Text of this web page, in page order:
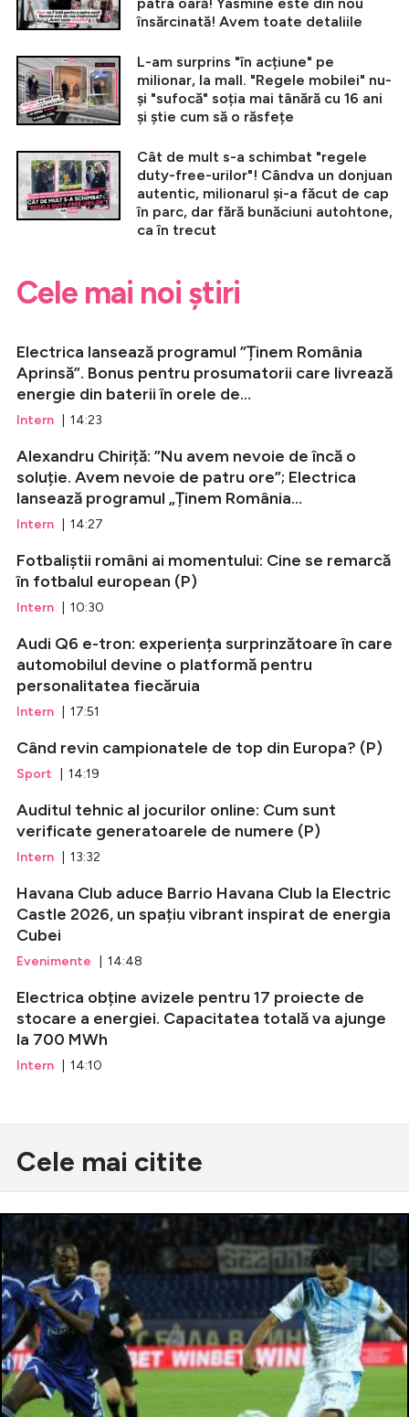
însărcinată! Avem toate detaliile
L-am surprins "în acțiune" pe
milionar, la mall. "Regele mobilei" nu-
și "sufocă" soția mai tânără cu 16 ani
și știe cum să o răsfețe
Cât de mult s-a schimbat "regele
duty-free-urilor"! Cândva un donjuan
autentic, milionarul și-a făcut de cap
în parc, dar fără bunăciuni autohtone,
ca în trecut
Cele mai noi știri
Electrica lansează programul ”Ținem România
Aprinsă”. Bonus pentru prosumatorii care livrează
energie din baterii în orele de...
Intern | 14:23
Alexandru Chiriță: ”Nu avem nevoie de încă o
soluție. Avem nevoie de patru ore”; Electrica
lansează programul „Ținem România...
Intern | 14:27
Fotbaliștii români ai momentului: Cine se remarcă
în fotbalul european (P)
Intern | 10:30
Audi Q6 e-tron: experiența surprinzătoare în care
automobilul devine o platformă pentru
personalitatea fiecăruia
Intern | 17:51
Când revin campionatele de top din Europa? (P)
Sport | 14:19
Auditul tehnic al jocurilor online: Cum sunt
verificate generatoarele de numere (P)
Intern | 13:32
Havana Club aduce Barrio Havana Club la Electric
Castle 2026, un spațiu vibrant inspirat de energia
Cubei
Evenimente | 14:48
Electrica obține avizele pentru 17 proiecte de
stocare a energiei. Capacitatea totală va ajunge
la 700 MWh
Intern | 14:10
Cele mai citite